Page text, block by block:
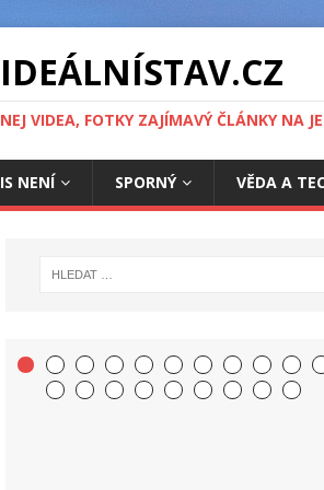
IDEÁLNÍSTAV.CZ
NEJ VIDEA, FOTKY ZAJÍMAVÝ ČLÁNKY NA
IS NENÍ SPORNÝ VĚDA A